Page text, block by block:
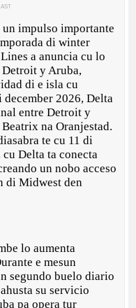
AST
impulso importante
di winter
a anuncia cu lo
y Aruba,
di e isla cu
2026, Delta
entre Detroit y
na Oranjestad.
te cu 11 di
Delta ta conecta
un nobo acceso
di Midwest den
lo aumenta
e mesun
segundo buelo diario
su servicio
pa opera tur